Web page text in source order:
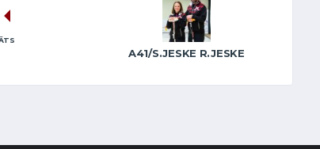
A41/S.JESKE R.JESKE